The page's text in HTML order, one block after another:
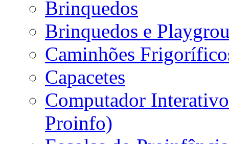
Brinquedos
Brinquedos e
Caminhões
Capacetes
Computador
Proinfo)